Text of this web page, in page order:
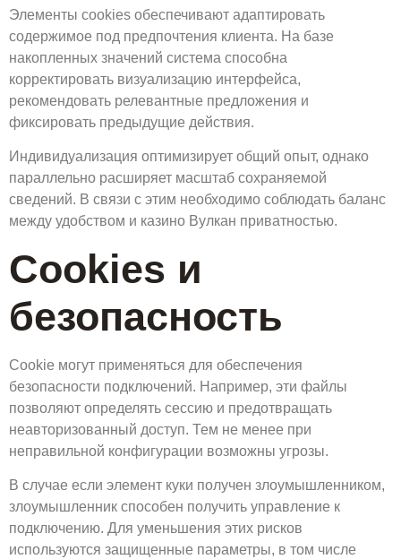
Элементы cookies обеспечивают адаптировать
содержимое под предпочтения клиента. На базе
накопленных значений система способна
корректировать визуализацию интерфейса,
рекомендовать релевантные предложения и
фиксировать предыдущие действия.
Индивидуализация оптимизирует общий опыт, однако
параллельно расширяет масштаб сохраняемой
сведений. В связи с этим необходимо соблюдать баланс
между удобством и казино Вулкан приватностью.
Cookies и
безопасность
Cookie могут применяться для обеспечения
безопасности подключений. Например, эти файлы
позволяют определять сессию и предотвращать
неавторизованный доступ. Тем не менее при
неправильной конфигурации возможны угрозы.
В случае если элемент куки получен злоумышленником,
злоумышленник способен получить управление к
подключению. Для уменьшения этих рисков
используются защищенные параметры, в том числе